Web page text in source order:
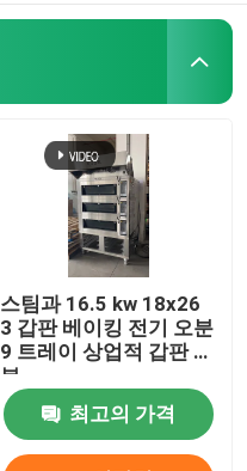
스팀과 16.5 kw 18x26
3 갑판 베이킹 전기 오분
9 트레이 상업적 갑판 오
븐
최고의 가격